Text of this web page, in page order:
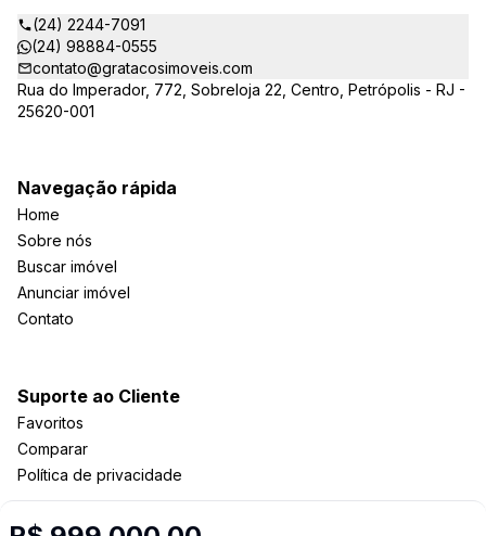
(24) 2244-7091
(24) 98884-0555
contato@gratacosimoveis.com
Rua do Imperador, 772, Sobreloja 22, Centro, Petrópolis - RJ -
25620-001
Navegação rápida
Home
Sobre nós
Buscar imóvel
Anunciar imóvel
Contato
Suporte ao Cliente
Favoritos
Comparar
Política de privacidade